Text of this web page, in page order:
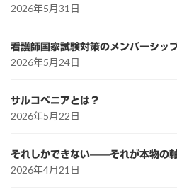
2026年5月31日
看護師国家試験対策のメンバーシッ
2026年5月24日
サルコペニアとは？
2026年5月22日
それしかできない——それが本物の
2026年4月21日